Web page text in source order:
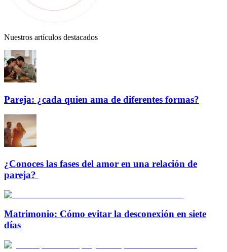
Nuestros artículos destacados
Pareja: ¿cada quien ama de diferentes formas?
¿Conoces las fases del amor en una relación de
pareja?
Matrimonio: Cómo evitar la desconexión en siete
días